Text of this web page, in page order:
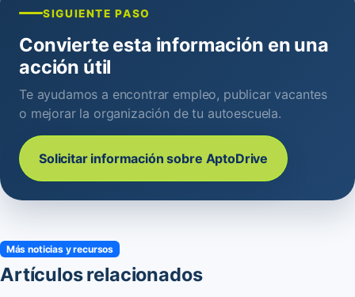
SIGUIENTE PASO
Convierte esta información en una
acción útil
Te ayudamos a encontrar empleo, publicar vacantes
o mejorar la organización de tu autoescuela.
Solicitar información sobre AptoDrive
Más noticias y recursos
Artículos relacionados